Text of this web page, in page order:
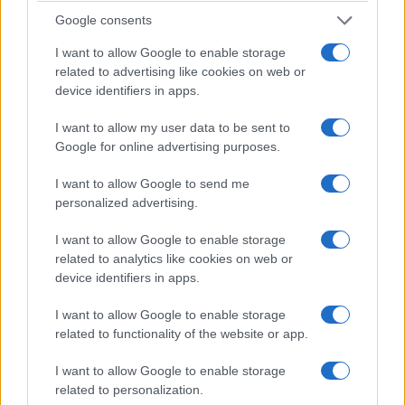
Google consents
I want to allow Google to enable storage
related to advertising like cookies on web or
device identifiers in apps.
I want to allow my user data to be sent to
Google for online advertising purposes.
I want to allow Google to send me
personalized advertising.
I want to allow Google to enable storage
related to analytics like cookies on web or
device identifiers in apps.
I want to allow Google to enable storage
related to functionality of the website or app.
I want to allow Google to enable storage
related to personalization.
6. Coimbra
Coimbra, la mayor ciudad de la región que lleva
su nombre, cuenta con una gran cantidad de
amantes de la historia y, con una de las
universidades más antiguas del mundo, la
ciudad ha sido una sede de aprendizaje durante
generaciones.
En ningún lugar se demuestra mejor esto que en
la hermosaBiblioteca Joanina
que es impresionante de contemplar, el centro
de la ciudad es ideal para pasear por sus
vistas alrío Mondego . Antes de marcharse,